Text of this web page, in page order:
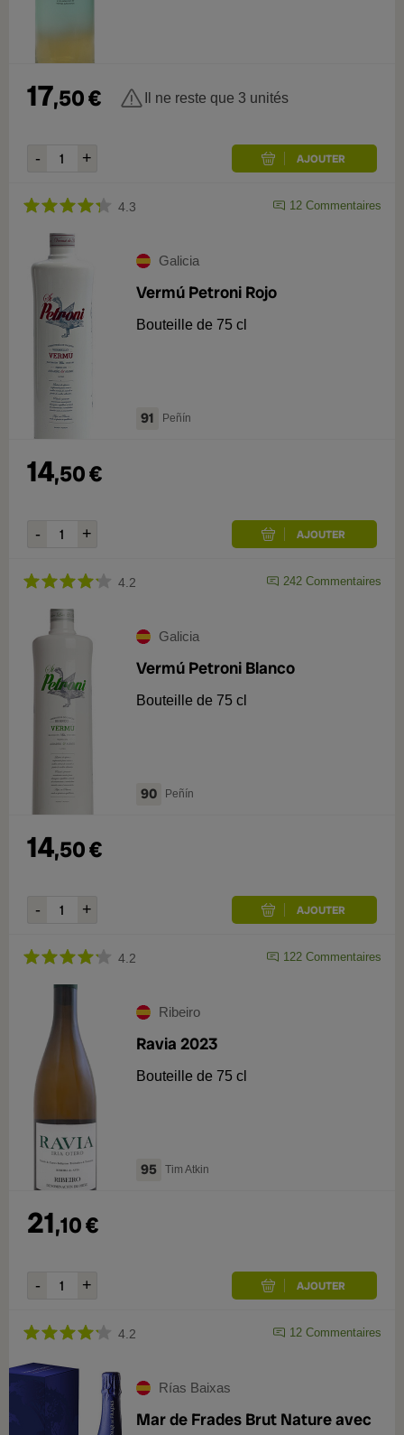
17,50€ Il ne reste que 3 unités
4.3 12 Commentaires
Galicia
Vermú Petroni Rojo
Bouteille de 75 cl
91 Peñín
14,50€
4.2 242 Commentaires
Galicia
Vermú Petroni Blanco
Bouteille de 75 cl
90 Peñín
14,50€
4.2 122 Commentaires
Ribeiro
Ravia 2023
Bouteille de 75 cl
95 Tim Atkin
21,10€
4.2 12 Commentaires
Rías Baixas
Mar de Frades Brut Nature avec